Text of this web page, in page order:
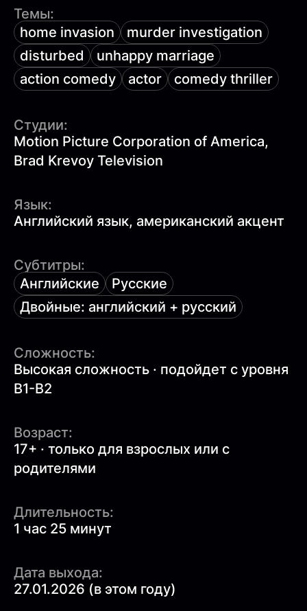
Темы:
home invasion
murder investigation
disturbed
unhappy marriage
action comedy
actor comedy thriller
Студии:
Motion Picture Corporation of America,
Brad Krevoy Television
Язык:
Английский язык, американский акцент
Субтитры:
Английские
Русские
Двойные: английский + русский
Сложность:
Высокая сложность · подойдет с уровня
B1-B2
Возраст:
17+ · только для взрослых или с
родителями
Длительность:
1 час 25 минут
Дата выхода:
27.01.2026 (в этом году)